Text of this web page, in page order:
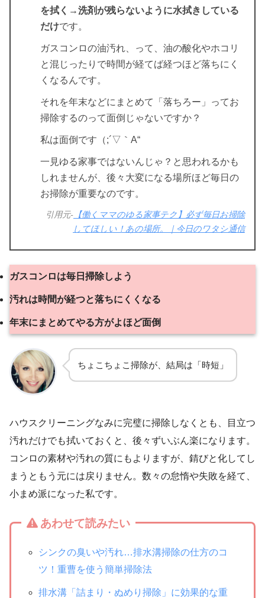
を拭く→洗剤が残らないように水拭きしている
だけです。
ガスコンロの油汚れ、って、油の酸化やホコリ
と混じったりで時間が経てば経つほど落ちにく
くなるんです。
それを年末などにまとめて「落ちろー」ってお
掃除するのって面倒じゃないですか？
私は面倒です（;´▽｀A“
一見ゆる家事ではないんじゃ？と思われるかも
しれませんが、後々大変になる場所ほど毎日の
お掃除が重要なのです。
引用元- 【働くママのゆる家事テク】必ず毎日お掃除
してほしい！あの場所。｜今日のワタシ通信
ガスコンロは毎日掃除しよう
汚れは時間が経つと落ちにくくなる
年末にまとめてやる方がよほど面倒
ちょこちょこ掃除が、結局は「時短」
ハウスクリーニングなみに完璧に掃除しなくとも、目立つ
汚れだけでも拭いておくと、後々ずいぶん楽になります。
コンロの素材や汚れの質にもよりますが、錆びと化してし
まうともう元には戻りません。数々の怠惰や失敗を経て、
小まめ派になった私です。
あわせて読みたい
シンクの臭いや汚れ…排水溝掃除の仕方のコ
ツ！重曹を使う簡単掃除法
排水溝「詰まり・ぬめり掃除」に効果的な重